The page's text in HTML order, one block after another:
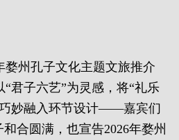
婺州孔子文化主题文旅推介
君子六艺”为灵感，将“礼乐
妙融入环节设计——嘉宾们
合圆满，也宣告2026年婺州